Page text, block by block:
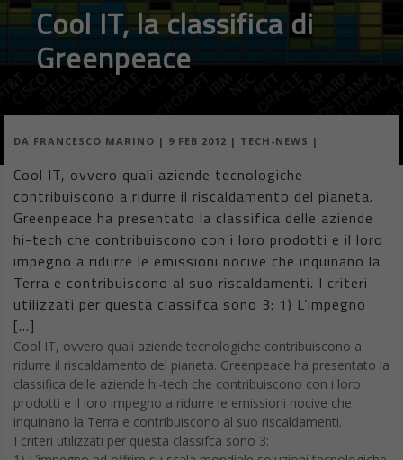
Cool IT, la classifica di
Greenpeace
DA FRANCESCO MARINO | 9 FEB 2012 | TECH-NEWS |
Cool IT, ovvero quali aziende tecnologiche
contribuiscono a ridurre il riscaldamento del pianeta.
Greenpeace ha presentato la classifica delle aziende
hi-tech che contribuiscono con i loro prodotti e il loro
impegno a ridurre le emissioni nocive che inquinano la
Terra e contribuiscono al suo riscaldamenti. I criteri
utilizzati per questa classifca sono 3: 1) L’impegno
[…]
Cool IT, ovvero quali aziende tecnologiche contribuiscono a
ridurre il riscaldamento del pianeta. Greenpeace ha presentato la
classifica delle aziende hi-tech che contribuiscono con i loro
prodotti e il loro impegno a ridurre le emissioni nocive che
inquinano la Terra e contribuiscono al suo riscaldamenti.
I criteri utilizzati per questa classifca sono 3: